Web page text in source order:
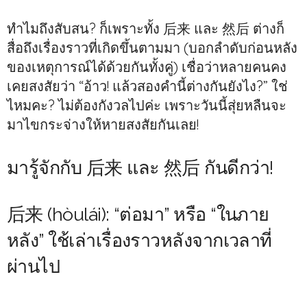
ทำไมถึงสับสน? ก็เพราะทั้ง 后来 และ 然后 ต่างก็
สื่อถึงเรื่องราวที่เกิดขึ้นตามมา (บอกลำดับก่อนหลัง
ของเหตุการณ์ได้ด้วยกันทั้งคู่) เชื่อว่าหลายคนคง
เคยสงสัยว่า “อ้าว! แล้วสองคำนี้ต่างกันยังไง?” ใช่
ไหมคะ? ไม่ต้องกังวลไปค่ะ เพราะวันนี้สุ่ยหลืนจะ
มาไขกระจ่างให้หายสงสัยกันเลย!
มารู้จักกับ 后来 และ 然后 กันดีกว่า!
后来 (hòulái): “ต่อมา” หรือ “ในภาย
หลัง” ใช้เล่าเรื่องราวหลังจากเวลาที่
ผ่านไป